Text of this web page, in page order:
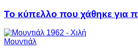
Το κύπελλο που χάθηκε για
Μουντιάλ